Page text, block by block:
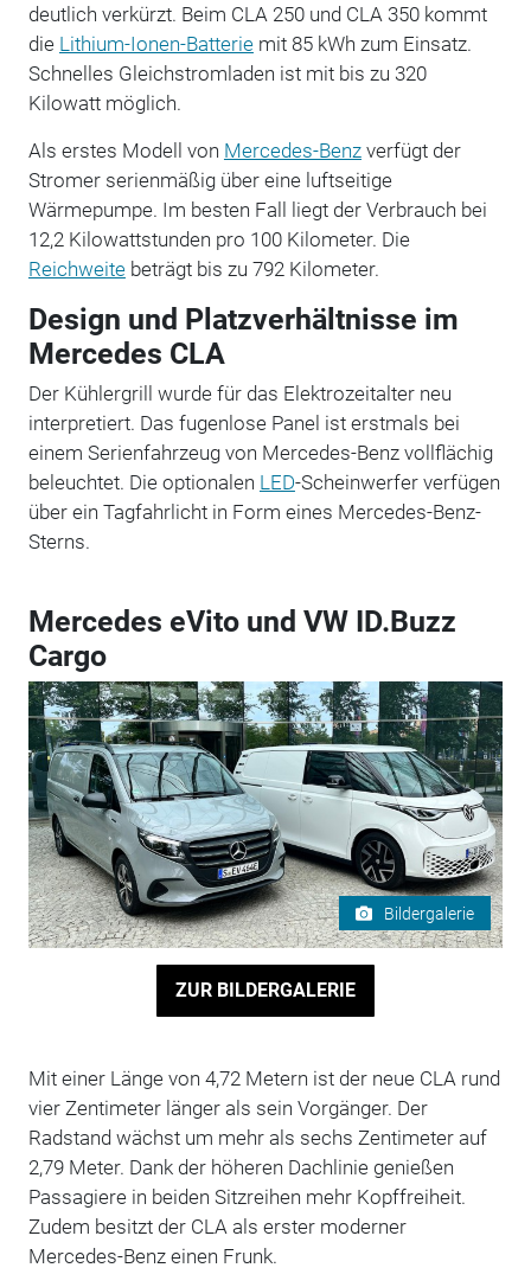
deutlich verkürzt. Beim CLA 250 und CLA 350 kommt
die Lithium-Ionen-Batteriemit 85 kWh zum Einsatz.
Schnelles Gleichstromladen ist mit bis zu 320
Kilowatt möglich.
Als erstes Modell von Mercedes-Benzverfügt der
Stromer serienmäßig über eine luftseitige
Wärmepumpe. Im besten Fall liegt der Verbrauch bei
12,2 Kilowattstunden pro 100 Kilometer. Die
Reichweitebeträgt bis zu 792 Kilometer.
Design und Platzverhältnisse im
Mercedes CLA
Der Kühlergrill wurde für das Elektrozeitalter neu
interpretiert. Das fugenlose Panel ist erstmals bei
einem Serienfahrzeug von Mercedes-Benz vollflächig
beleuchtet. Die optionalen LED-Scheinwerfer verfügen
über ein Tagfahrlicht in Form eines Mercedes-Benz-
Sterns.
Mercedes eVito und VW ID.Buzz
Cargo
Bildergalerie
ZUR BILDERGALERIE
Mit einer Länge von 4,72 Metern ist der neue CLA rund
vier Zentimeter länger als sein Vorgänger. Der
Radstand wächst um mehr als sechs Zentimeter auf
2,79 Meter. Dank der höheren Dachlinie genießen
Passagiere in beiden Sitzreihen mehr Kopffreiheit.
Zudem besitzt der CLA als erster moderner
Mercedes-Benz einen Frunk.